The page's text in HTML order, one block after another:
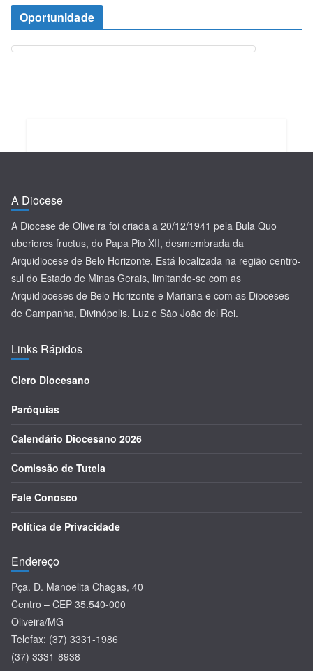
Oportunidade
A Diocese
A Diocese de Oliveira foi criada a 20/12/1941 pela Bula Quo
uberiores fructus, do Papa Pio XII, desmembrada da
Arquidiocese de Belo Horizonte. Está localizada na região centro-
sul do Estado de Minas Gerais, limitando-se com as
Arquidioceses de Belo Horizonte e Mariana e com as Dioceses
de Campanha, Divinópolis, Luz e São João del Rei.
Links Rápidos
Clero Diocesano
Paróquias
Calendário Diocesano 2026
Comissão de Tutela
Fale Conosco
Política de Privacidade
Endereço
Pça. D. Manoelita Chagas, 40
Centro – CEP 35.540-000
Oliveira/MG
Telefax: (37) 3331-1986
(37) 3331-8938